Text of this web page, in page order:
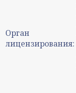
Орган
лицензирования: